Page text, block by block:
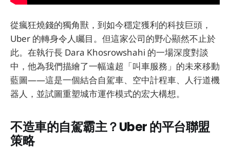
從瘋狂燒錢的獨角獸，到如今穩定獲利的科技巨頭，
Uber 的轉身令人矚目。但這家公司的野心顯然不止於
此。在執行長 Dara Khosrowshahi 的一場深度對談
中，他為我們描繪了一幅遠超「叫車服務」的未來移動
藍圖——這是一個結合自駕車、空中計程車、人行道機
器人，並試圖重塑城市運作模式的宏大構想。
不造車的自駕霸主？Uber 的平台聯盟
策略